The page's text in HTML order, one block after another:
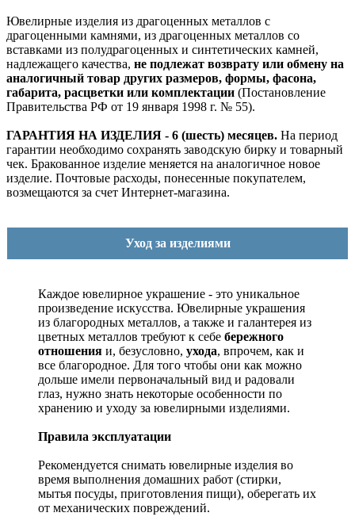
Ювелирные изделия из драгоценных металлов с
драгоценными камнями, из драгоценных металлов со
вставками из полудрагоценных и синтетических камней,
надлежащего качества, не подлежат возврату или обмену на
аналогичный товар других размеров, формы, фасона,
габарита, расцветки или комплектации (Постановление
Правительства РФ от 19 января 1998 г. № 55).
ГАРАНТИЯ НА ИЗДЕЛИЯ - 6 (шесть) месяцев. На период
гарантии необходимо сохранять заводскую бирку и товарный
чек. Бракованное изделие меняется на аналогичное новое
изделие. Почтовые расходы, понесенные покупателем,
возмещаются за счет Интернет-магазина.
Уход за изделиями
Каждое ювелирное украшение - это уникальное
произведение искусства. Ювелирные украшения
из благородных металлов, а также и галантерея из
цветных металлов требуют к себе бережного
отношения и, безусловно, ухода, впрочем, как и
все благородное. Для того чтобы они как можно
дольше имели первоначальный вид и радовали
глаз, нужно знать некоторые особенности по
хранению и уходу за ювелирными изделиями.
Правила эксплуатации
Рекомендуется снимать ювелирные изделия во
время выполнения домашних работ (стирки,
мытья посуды, приготовления пищи), оберегать их
от механических повреждений.